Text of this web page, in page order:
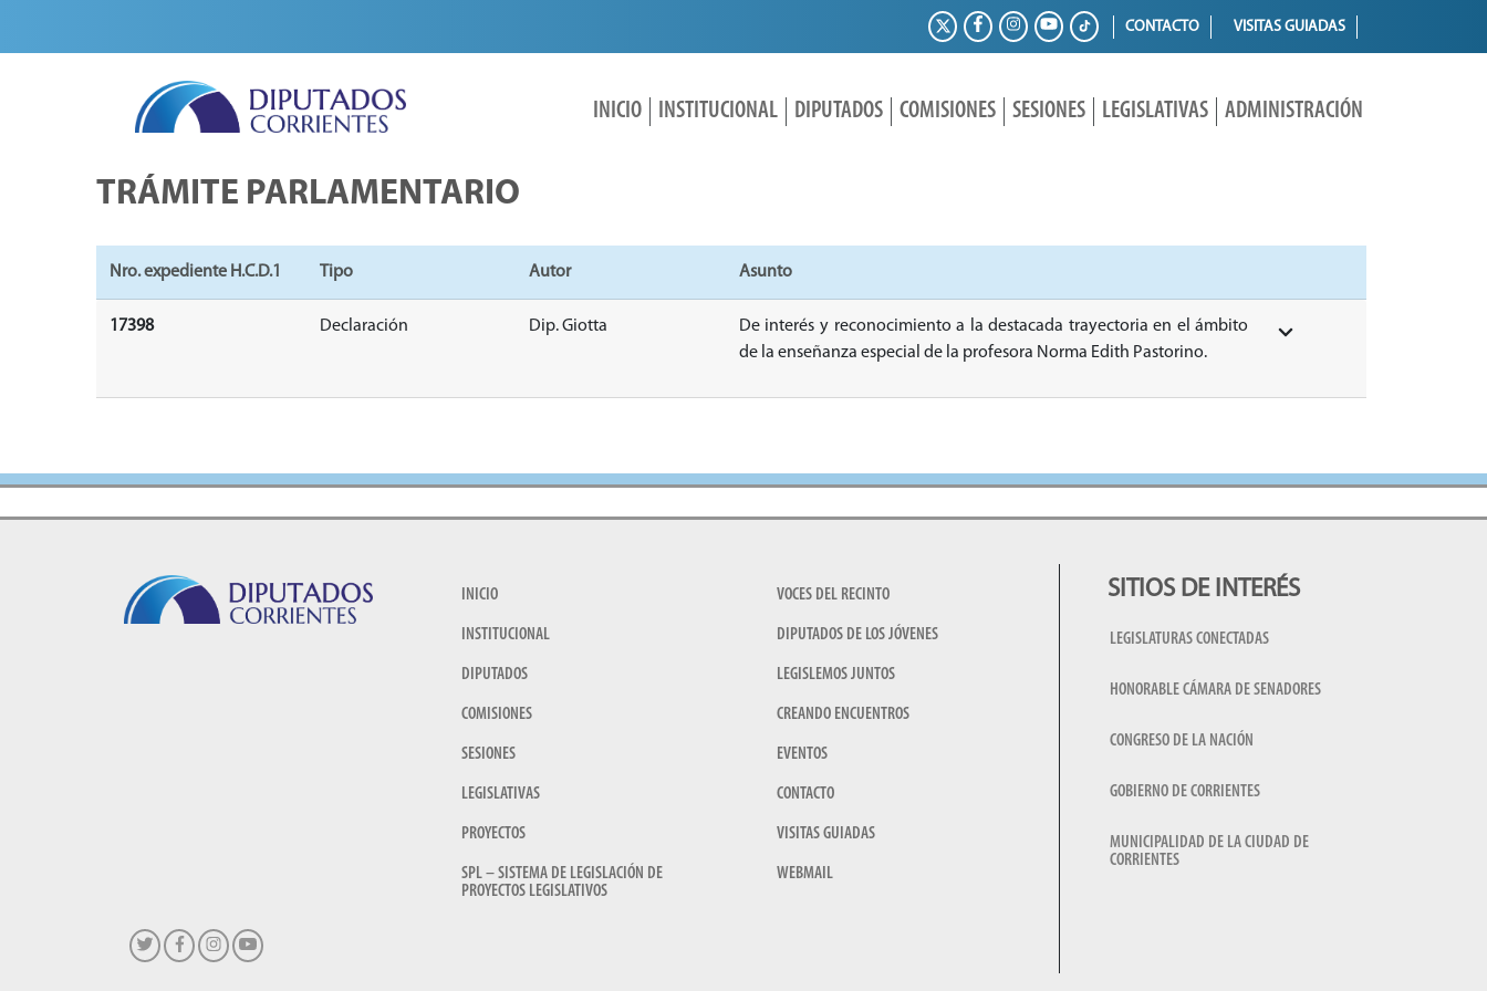
CONTACTO VISITAS GUIADAS
INICIO INSTITUCIONAL DIPUTADOS COMISIONES SESIONES LEGISLATIVAS ADMINISTRACIÓN
TRÁMITE PARLAMENTARIO
Nro. expediente H.C.D.1 Tipo Autor Asunto
17398 Declaración Dip. Giotta
De interés y reconocimiento a la destacada trayectoria en el ámbito
de la enseñanza especial de la profesora Norma Edith Pastorino.
INICIO
INSTITUCIONAL
DIPUTADOS
COMISIONES
SESIONES
LEGISLATIVAS
PROYECTOS
SPL – SISTEMA DE LEGISLACIÓN DE
PROYECTOS LEGISLATIVOS
VOCES DEL RECINTO
DIPUTADOS DE LOS JÓVENES
LEGISLEMOS JUNTOS
CREANDO ENCUENTROS
EVENTOS
CONTACTO
VISITAS GUIADAS
WEBMAIL
SITIOS DE INTERÉS
LEGISLATURAS CONECTADAS
HONORABLE CÁMARA DE SENADORES
CONGRESO DE LA NACIÓN
GOBIERNO DE CORRIENTES
MUNICIPALIDAD DE LA CIUDAD DE
CORRIENTES